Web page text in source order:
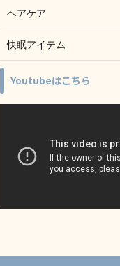
ヘアケア
快眠アイテム
Youtubeはこちら